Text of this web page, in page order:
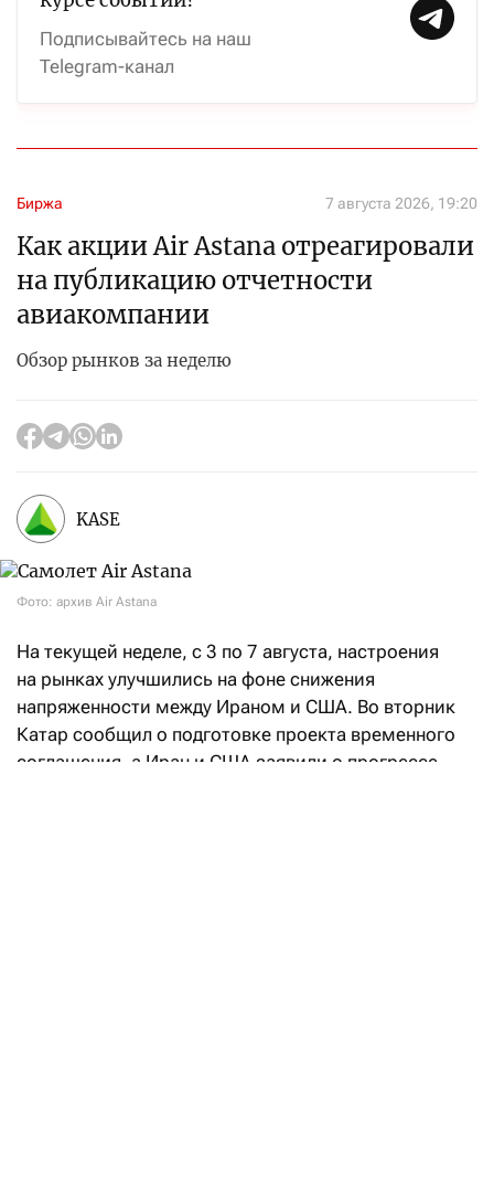
Подписывайтесь на наш
Telegram-канал
Биржа 7 августа 2026, 19:20
Как акции Air Astana отреагировали
на публикацию отчетности
авиакомпании
Обзор рынков за неделю
KASE
Фото: архив Air Astana
На текущей неделе, с 3 по 7 августа, настроения
на рынках улучшились на фоне снижения
напряженности между Ираном и США. Во вторник
Катар сообщил о подготовке проекта временного
соглашения, а Иран и США заявили о прогрессе